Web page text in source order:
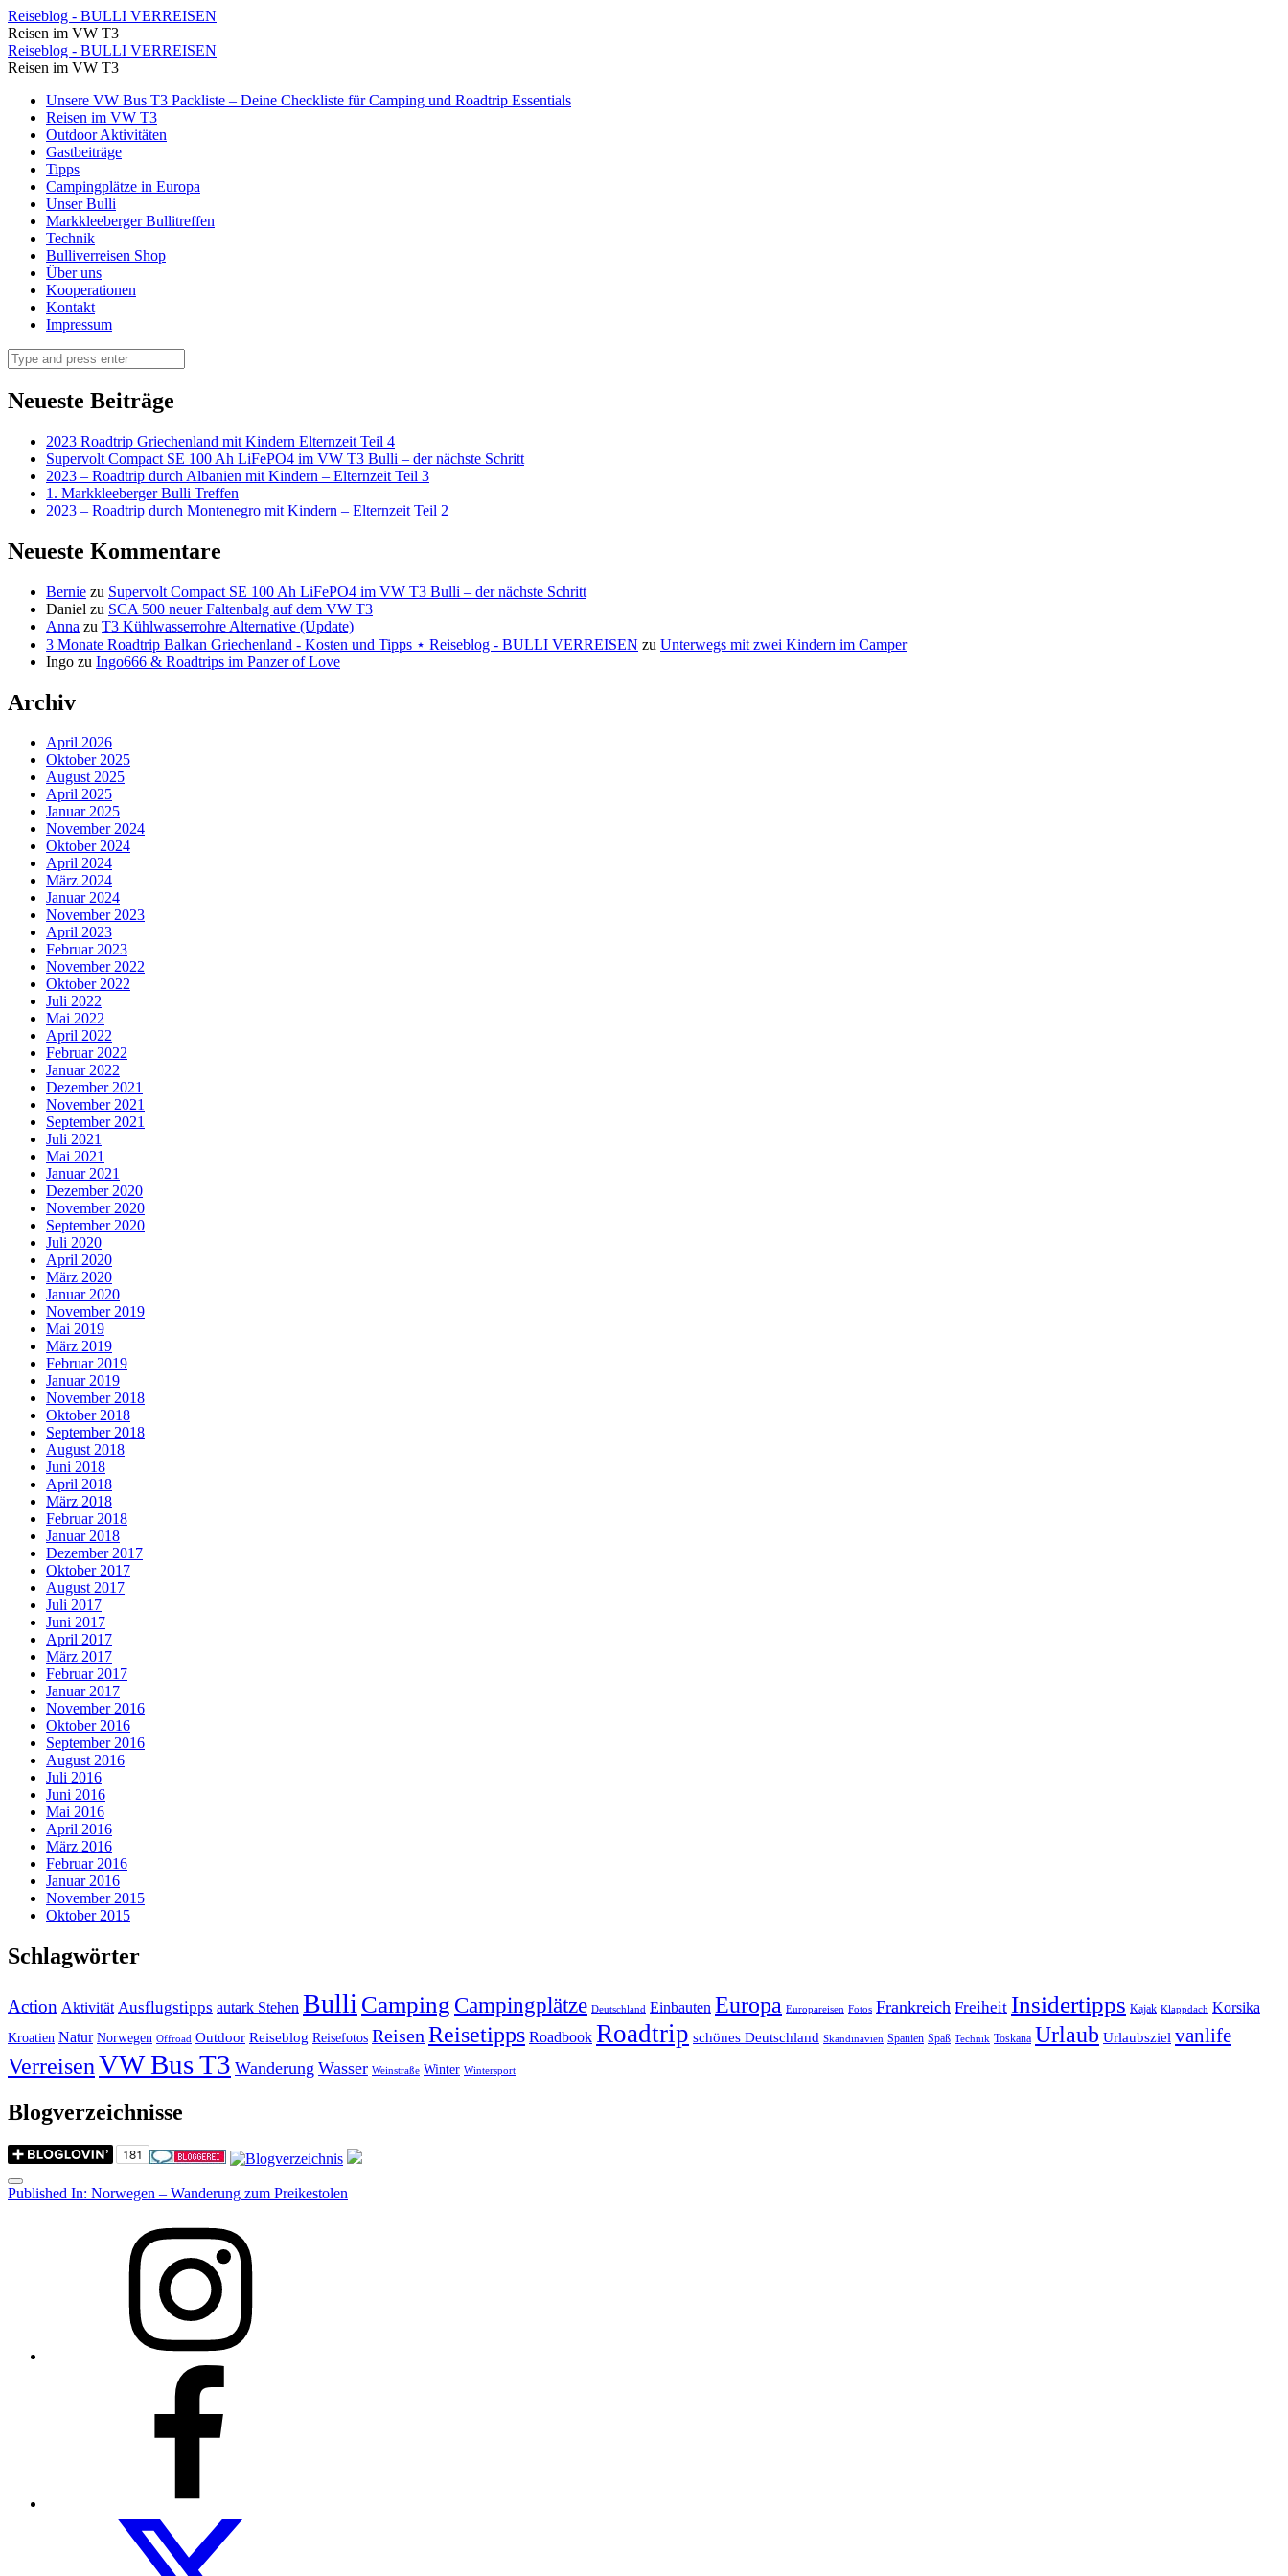
Panorama
Preikestolen
⋆
Reiseblog
BULLI
VERREISEN
Reiseblog - BULLI VERREISEN
Reisen im VW T3
Panorama
Preikestolen
Reiseblog
BULLI
VERREISEN
Reiseblog - BULLI VERREISEN
Reisen im VW T3
Skip
content
Unsere VW Bus T3 Packliste – Deine Checkliste für Camping und Roadtrip Essentials
Reisen im VW T3
Outdoor Aktivitäten
Gastbeiträge
Tipps
Campingplätze in Europa
Unser Bulli
Markkleeberger Bullitreffen
Technik
Bulliverreisen Shop
Über uns
Kooperationen
Kontakt
Impressum
Search
Neueste Beiträge
2023 Roadtrip Griechenland mit Kindern Elternzeit Teil 4
Supervolt Compact SE 100 Ah LiFePO4 im VW T3 Bulli – der nächste Schritt
2023 – Roadtrip durch Albanien mit Kindern – Elternzeit Teil 3
1. Markkleeberger Bulli Treffen
2023 – Roadtrip durch Montenegro mit Kindern – Elternzeit Teil 2
Neueste Kommentare
Bernie zu Supervolt Compact SE 100 Ah LiFePO4 im VW T3 Bulli – der nächste Schritt
Daniel zu SCA 500 neuer Faltenbalg auf dem VW T3
Anna zu T3 Kühlwasserrohre Alternative (Update)
3 Monate Roadtrip Balkan Griechenland - Kosten und Tipps ⋆ Reiseblog - BULLI VERREISEN zu Unterwegs mit zwei Kindern im Camper
Ingo zu Ingo666 & Roadtrips im Panzer of Love
Archiv
April 2026
Oktober 2025
August 2025
April 2025
Januar 2025
November 2024
Oktober 2024
April 2024
März 2024
Januar 2024
November 2023
April 2023
Februar 2023
November 2022
Oktober 2022
Juli 2022
Mai 2022
April 2022
Februar 2022
Januar 2022
Dezember 2021
November 2021
September 2021
Juli 2021
Mai 2021
Januar 2021
Dezember 2020
November 2020
September 2020
Juli 2020
April 2020
März 2020
Januar 2020
November 2019
Mai 2019
März 2019
Februar 2019
Januar 2019
November 2018
Oktober 2018
September 2018
August 2018
Juni 2018
April 2018
März 2018
Februar 2018
Januar 2018
Dezember 2017
Oktober 2017
August 2017
Juli 2017
Juni 2017
April 2017
März 2017
Februar 2017
Januar 2017
November 2016
Oktober 2016
September 2016
August 2016
Juli 2016
Juni 2016
Mai 2016
April 2016
März 2016
Februar 2016
Januar 2016
November 2015
Oktober 2015
Schlagwörter
Action Aktivität Ausflugstipps autark Stehen BulliCamping Campingplätze Deutschland Einbauten Europa Europareisen Fotos Frankreich Freiheit Insidertipps Kajak Klappdach Korsika
Kroatien Natur Norwegen Offroad Outdoor Reiseblog Reisefotos ReisenReisetipps Roadbook Roadtrip schönes Deutschland Skandinavien Spanien Spaß Technik Toskana Urlaub Urlaubsziel vanlife
VerreisenVW Bus T3 Wanderung Wasser Weinstraße Winter Wintersport
Blogverzeichnisse
Menu
Post
Published In: Norwegen – Wanderung zum Preikestolen